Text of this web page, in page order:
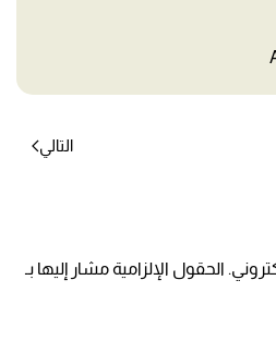
التالي
الحقول الإلزامية مشار إليها بـ